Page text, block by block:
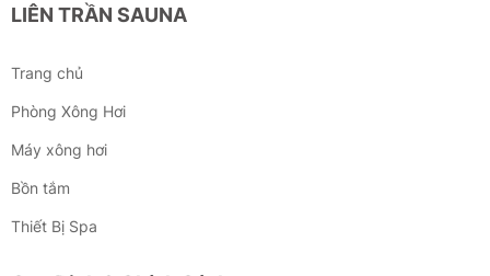
LIÊN TRẦN SAUNA
Trang chủ
Phòng Xông Hơi
Máy xông hơi
Bồn tắm
Thiết Bị Spa